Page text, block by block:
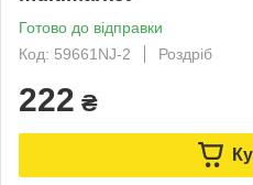
Готово до відправки
Код: 59661NJ-2
Роздріб
222 ₴